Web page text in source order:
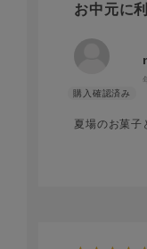
お中元に
夏場のお菓子